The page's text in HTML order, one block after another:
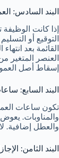
البند السادس:
إذا كانت
التوقيع أو
القائمة بعد
إسقاط أصل
البند السابع:
تكون ساعات
والمناوبات.
والعطل إضافية.
البند الثامن: